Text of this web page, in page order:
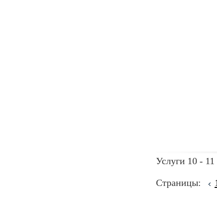
Услуги 10 - 11
Страницы: